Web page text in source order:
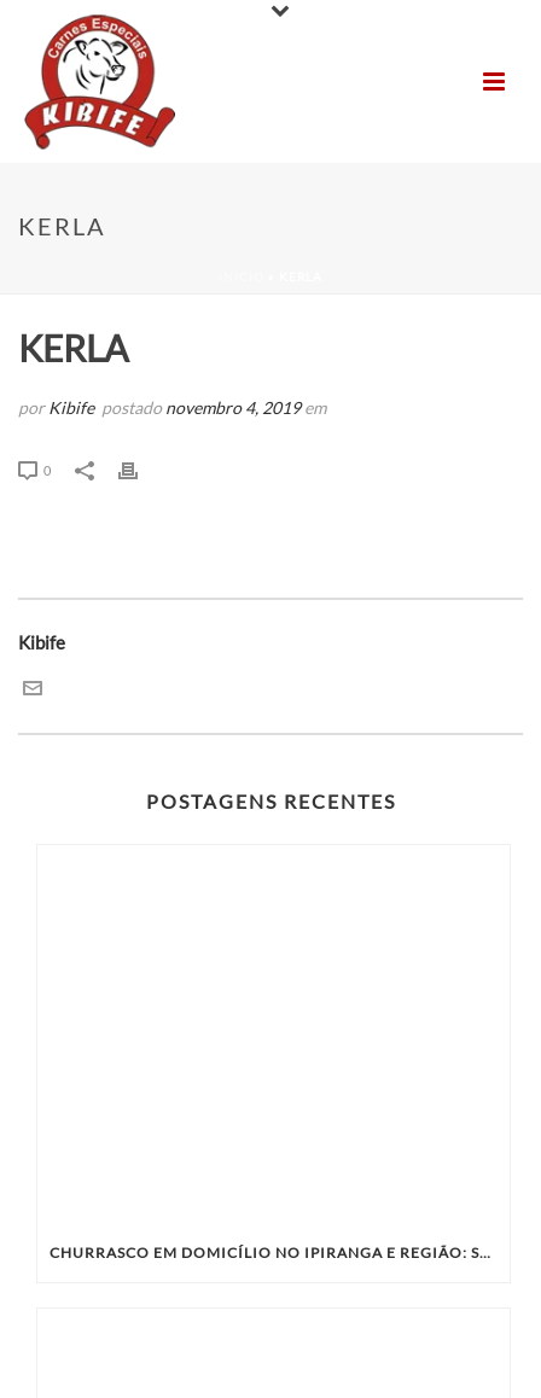
KERLA
KERLA
porKibife postadonovembro 4, 2019em
0
Kibife
POSTAGENS RECENTES
CHURRASCO EM DOMICÍLIO NO IPIRANGA E REGIÃO: SABORES ÚNICOS COM A KIBIFE